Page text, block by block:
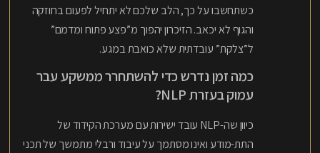
כשתחשבו על כך, הלב שלכם לא יתחיל לפעום בחוזקה
והגוף לא יכאב. הזיכרון יהפוך מ”פצע פתוח ומדמם”
ל”צלקת” עובדתית שלא כואבת במגע.
כמה זמן נדרש כדי להשתחרר ממשקע עבר
עמוק בעזרת NLP?
כיוון שה-NLP עובד ישירות עם מערכת הקידוד של
התת-מודע ואינו מסתמך על עיבוד ורבלי מתמשך של תכני